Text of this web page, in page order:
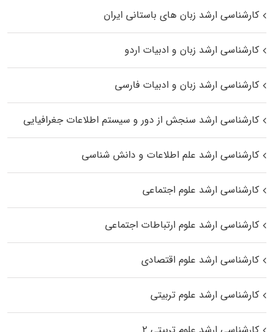
کارشناسی ارشد زبان‌ های باستانی ایران
کارشناسی ارشد زبان و ادبیات اردو
کارشناسی ارشد زبان و ادبیات فارسی
کارشناسی ارشد سنجش از دور و سیستم اطلاعات جغرافیایی
کارشناسی ارشد علم اطلاعات و دانش شناسی
کارشناسی ارشد علوم اجتماعی
کارشناسی ارشد علوم ارتباطات اجتماعی
کارشناسی ارشد علوم اقتصادی
کارشناسی ارشد علوم تربیتی